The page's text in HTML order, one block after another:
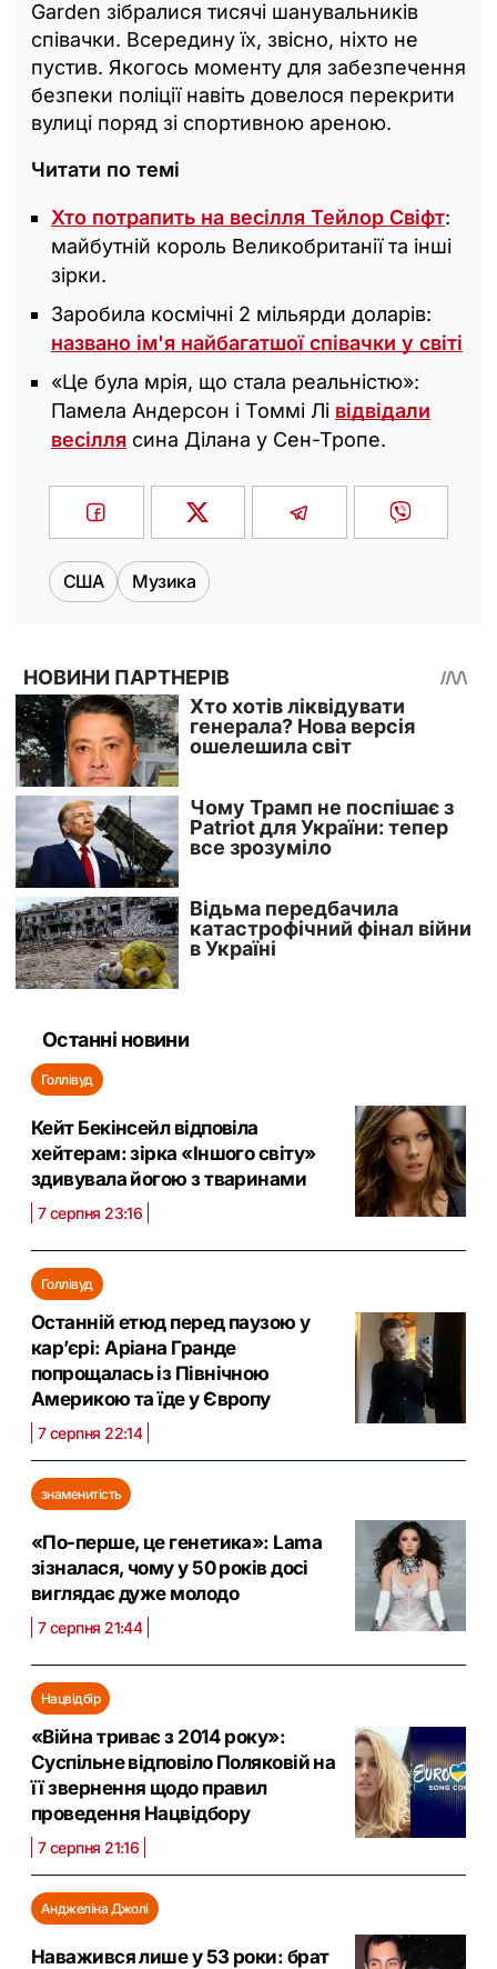
Garden зібралися тисячі шанувальників
співачки. Всередину їх, звісно, ​​ніхто не
пустив. Якогось моменту для забезпечення
безпеки поліції навіть довелося перекрити
вулиці поряд зі спортивною ареною.
Читати по темі
Хто потрапить на весілля Тейлор Свіфт:
майбутній король Великобританії та інші
зірки.
Заробила космічні 2 мільярди доларів:
названо ім'я найбагатшої співачки у світі
«Це була мрія, що стала реальністю»:
Памела Андерсон і Томмі Лі відвідали
весілля сина Ділана у Сен-Тропе.
США Музика
Останні новини
Голлівуд
Кейт Бекінсейл відповіла
хейтерам: зірка «Іншого світу»
здивувала йогою з тваринами
7 серпня 23:16
Голлівуд
Останній етюд перед паузою у
кар’єрі: Аріана Гранде
попрощалась із Північною
Америкою та їде у Європу
7 серпня 22:14
знаменитість
«По-перше, це генетика»: Lama
зізналася, чому у 50 років досі
виглядає дуже молодо
7 серпня 21:44
Нацвідбір
«Війна триває з 2014 року»:
Суспільне відповіло Поляковій на
її звернення щодо правил
проведення Нацвідбору
7 серпня 21:16
Анджеліна Джолі
Наважився лише у 53 роки: брат